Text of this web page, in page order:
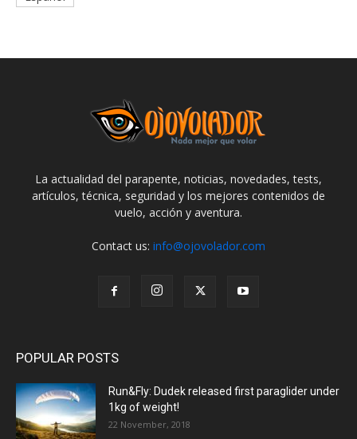
La actualidad del parapente, noticias, novedades, tests,
artículos, técnica, seguridad y los mejores contenidos de
vuelo, acción y aventura.
Contact us: info@ojovolador.com
POPULAR POSTS
Run&Fly: Dudek released first paraglider under
1kg of weight!
22 November, 2018